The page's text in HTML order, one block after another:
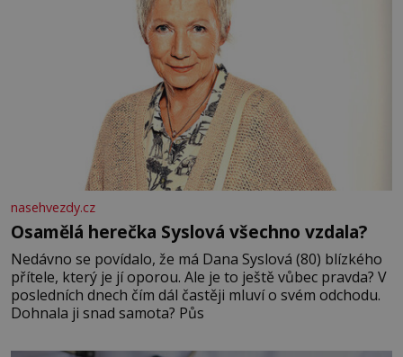
nasehvezdy.cz
Osamělá herečka Syslová všechno vzdala?
Nedávno se povídalo, že má Dana Syslová (80) blízkého
přítele, který je jí oporou. Ale je to ještě vůbec pravda? V
posledních dnech čím dál častěji mluví o svém odchodu.
Dohnala ji snad samota? Půs